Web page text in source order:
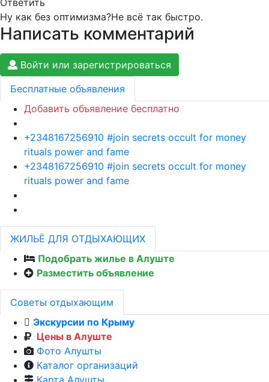
Ответить
Ну как без оптимизма?Не всё так быстро.
Написать комментарий
Войти или зарегистрироваться
Бесплатные объявления
Добавить объявление бесплатно
+2348167256910 #join secrets occult for money
rituals power and fame
+2348167256910 #join secrets occult for money
rituals power and fame
ЖИЛЬЁ ДЛЯ ОТДЫХАЮЩИХ
Подобрать жилье в Алуште
Разместить объявление
Советы отдыхающим
Экскурсии по Крыму
Цены в Алуште
Фото Алушты
Каталог организаций